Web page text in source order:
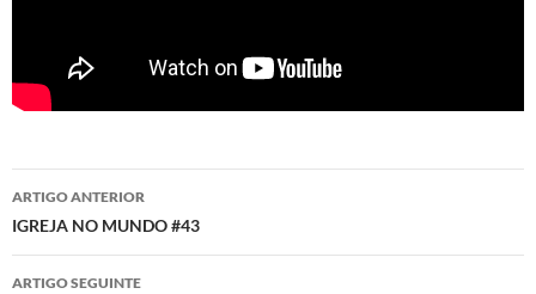
Navegação
de
artigos
ARTIGO ANTERIOR
IGREJA NO MUNDO #43
ARTIGO SEGUINTE